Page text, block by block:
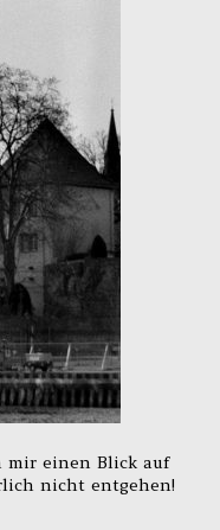
mir einen Blick auf
nicht entgehen!